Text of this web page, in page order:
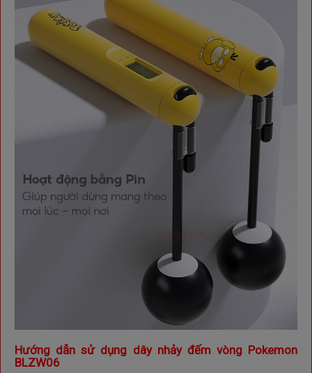
Hướng dẫn sử dụng dây nhảy đếm vòng Pokemon
BLZW06